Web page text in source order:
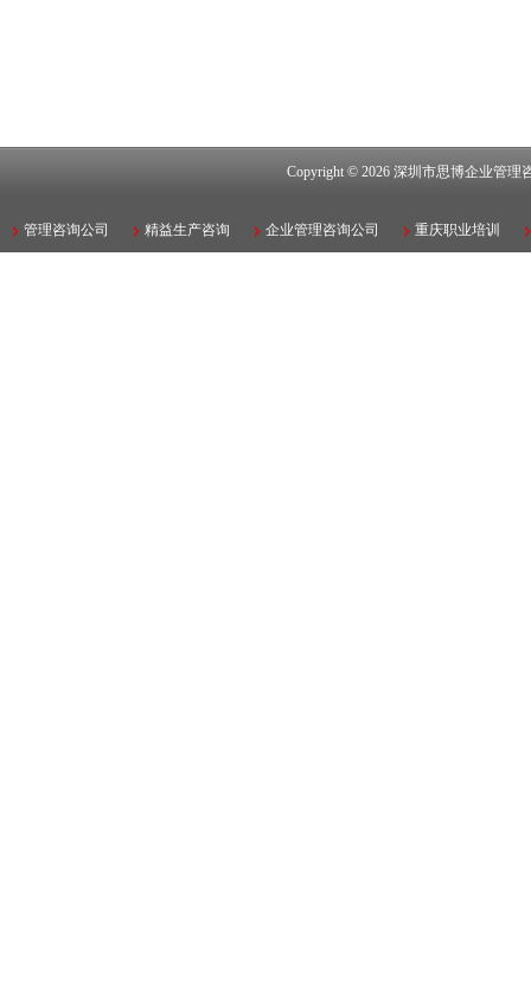
Copyright © 2026 深圳市思博企业管理
管理咨询公司 精益生产咨询 企业管理咨询公司 重庆职业培训